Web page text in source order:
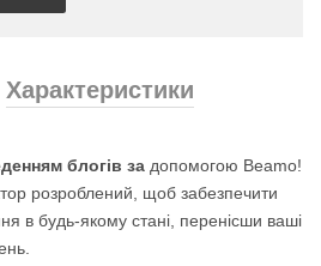
Характеристики
блогів за допомогою Beamo!
розроблений, щоб забезпечити
в будь-якому стані, перенісши ваші